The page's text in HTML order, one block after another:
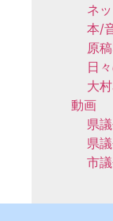
ネ
本/
原
日
大
動画
県
県
市